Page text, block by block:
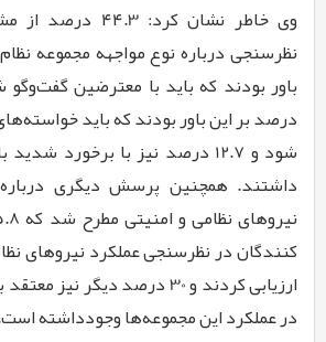
وی خاطر نشان کرد:۴۴.3 درصد از
نظرسنجی درباره نوع مواجهه مجموعه
باور بودند که باید با معترضین
درصد بر این باور بودند که باید
شود و 12.7 درصد نیز با برخورد شدید
داشتند. همچنین پرسش دیگری درباره
نیروهای نظامی و امنیتی مطرح شد که
کنندگان در نظرسنجی عملکرد نیروهای
ارزیابی کردند و30درصد دیگر نیز
در عملکرد این مجموعه‌ها وجودداشته